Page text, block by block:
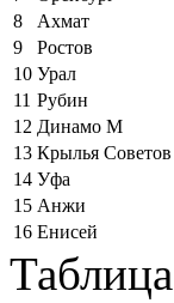
8
Ахмат
9
Ростов
10 Урал
11 Рубин
12 Динамо М
13 Крылья Советов
14 Уфа
15 Анжи
16 Енисей